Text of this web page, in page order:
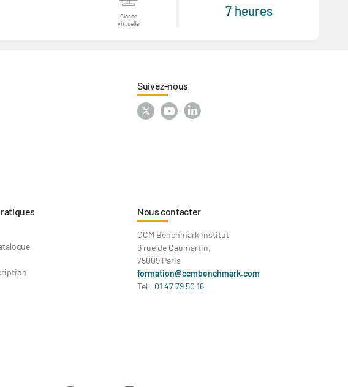
Classe
virtuelle
7 heures
Suivez-nous
Nous contacter
CCM Benchmark Institut
9 rue de Caumartin,
75009 Paris
formation@ccmbenchmark.com
Tel : 01 47 79 50 16